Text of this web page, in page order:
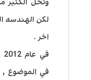
وتحل الكثير
لكن الهندسه
اخر .
في الموضوع ,